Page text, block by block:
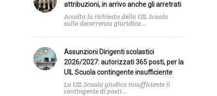
attribuzioni, in arrivo anche gli arretrati
Accolta la richiesta della UIL Scuola
sulla decorrenza giuridica...
Assunzioni Dirigenti scolastici
2026/2027: autorizzati 365 posti, per la
UIL Scuola contingente insufficiente
La UIL Scuola giudica insufficiente il
contingente di posti...